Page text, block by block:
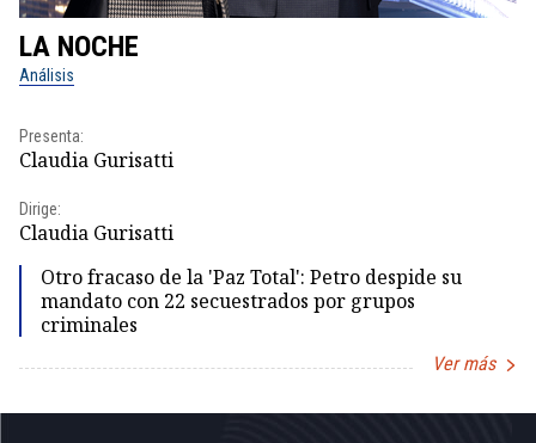
LA NOCHE
Análisis
Presenta:
Claudia Gurisatti
Dirige:
Claudia Gurisatti
Otro fracaso de la 'Paz Total': Petro despide su
mandato con 22 secuestrados por grupos
criminales
Ver más